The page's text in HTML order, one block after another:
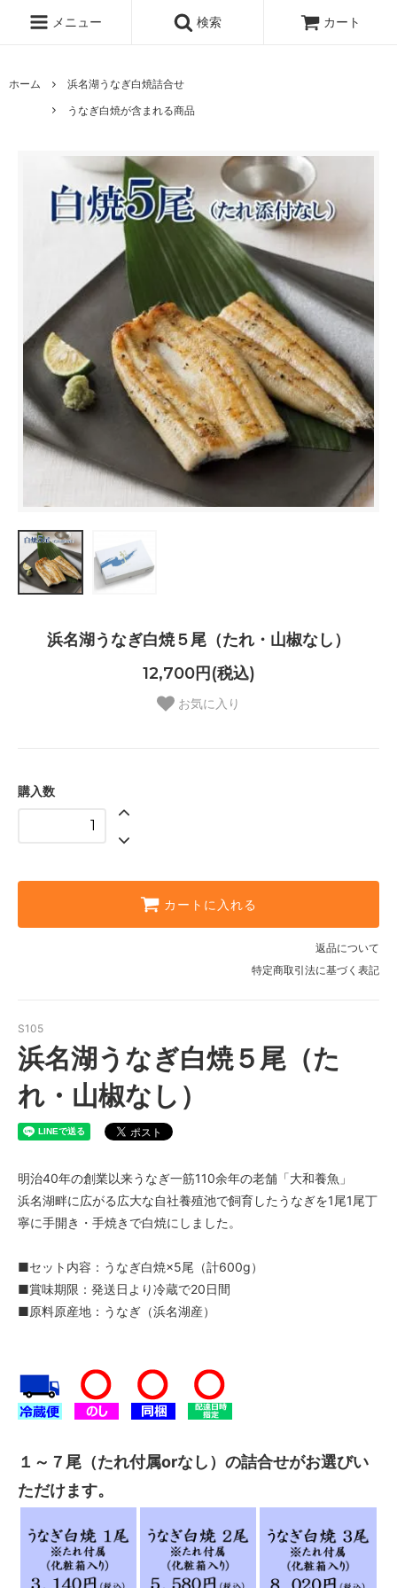
メニュー 検索 カート
ホーム
浜名湖うなぎ白焼詰合せ
うなぎ白焼が含まれる商品
浜名湖うなぎ白焼５尾（たれ・山椒なし）
12,700円(税込)
お気に入り
購入数
カートに入れる
返品について
特定商取引法に基づく表記
S105
浜名湖うなぎ白焼５尾（た
れ・山椒なし）
明治40年の創業以来うなぎ一筋110余年の老舗「大和養魚」
浜名湖畔に広がる広大な自社養殖池で飼育したうなぎを1尾1尾丁
寧に手開き・手焼きで白焼にしました。
■セット内容：うなぎ白焼×5尾（計600g）
■賞味期限：発送日より冷蔵で20日間
■原料原産地：うなぎ（浜名湖産）
１～７尾（たれ付属orなし）の詰合せがお選びい
ただけます。